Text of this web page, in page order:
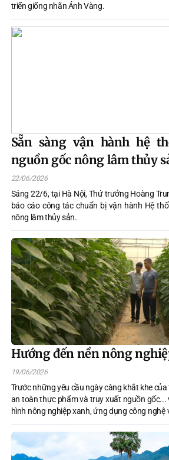
triển giống nhãn Ánh Vàng.
Sẵn sàng vận hành hệ
nguồn gốc nông lâm thủy
22/06/2026
Sáng 22/6, tại Hà Nội, Thứ trưởng Hoàng
báo cáo công tác chuẩn bị vận hành Hệ
nông lâm thủy sản.
Hướng đến nền nông
19/06/2026
Trước những yêu cầu ngày càng khắt khe
an toàn thực phẩm và truy xuất nguồn gốc...
hình nông nghiệp xanh, ứng dụng công nghệ
chuỗi giá trị không còn là một xu hướng